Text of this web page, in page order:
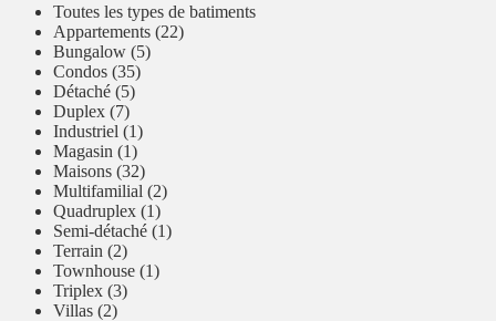
Toutes les types de batiments
Appartements (22)
Bungalow (5)
Condos (35)
Détaché (5)
Duplex (7)
Industriel (1)
Magasin (1)
Maisons (32)
Multifamilial (2)
Quadruplex (1)
Semi-détaché (1)
Terrain (2)
Townhouse (1)
Triplex (3)
Villas (2)